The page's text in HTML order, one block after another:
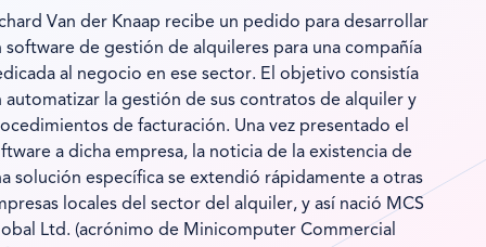
Van der Knaap recibe un pedido para desarrollar
software de gestión de alquileres para una compañía
al negocio en ese sector. El objetivo consistía
automatizar la gestión de sus contratos de alquiler y
de facturación. Una vez presentado el
a dicha empresa, la noticia de la existencia de
solución específica se extendió rápidamente a otras
locales del sector del alquiler, y así nació MCS
Ltd. (acrónimo de Minicomputer Commercial